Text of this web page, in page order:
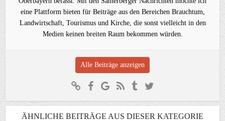
eine Plattform bieten für Beiträge aus den Bereichen Brauchtum,
Landwirtschaft, Tourismus und Kirche, die sonst vielleicht in den
Medien keinen breiten Raum bekommen würden.
Alle Beiträge anzeigen
ÄHNLICHE BEITRÄGE AUS DIESER KATEGORIE